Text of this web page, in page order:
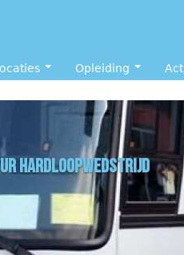
Opleiding
hardloopwedstrijd